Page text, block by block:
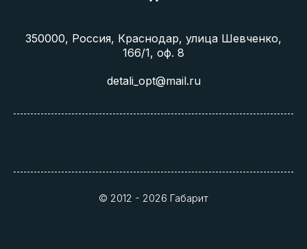
350000, Россия, Краснодар, улица Шевченко,
166/1, оф. 8
detali_opt@mail.ru
© 2012 - 2026 Габарит